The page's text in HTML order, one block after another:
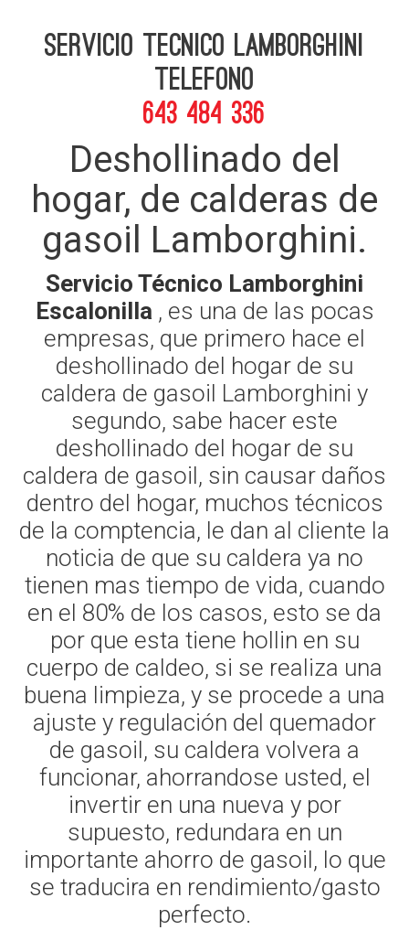
Servicio Tecnico Lamborghini
telefono
643 484 336
Deshollinado del
hogar, de calderas de
gasoil Lamborghini.
Servicio Técnico Lamborghini
Escalonilla , es una de las pocas
empresas, que primero hace el
deshollinado del hogar de su
caldera de gasoil Lamborghini y
segundo, sabe hacer este
deshollinado del hogar de su
caldera de gasoil, sin causar daños
dentro del hogar, muchos técnicos
de la comptencia, le dan al cliente la
noticia de que su caldera ya no
tienen mas tiempo de vida, cuando
en el 80% de los casos, esto se da
por que esta tiene hollin en su
cuerpo de caldeo, si se realiza una
buena limpieza, y se procede a una
ajuste y regulación del quemador
de gasoil, su caldera volvera a
funcionar, ahorrandose usted, el
invertir en una nueva y por
supuesto, redundara en un
importante ahorro de gasoil, lo que
se traducira en rendimiento/gasto
perfecto.